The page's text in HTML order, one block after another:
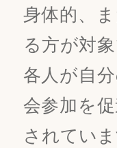
身体的、
る方が対
各人が自
会参加を
されていま